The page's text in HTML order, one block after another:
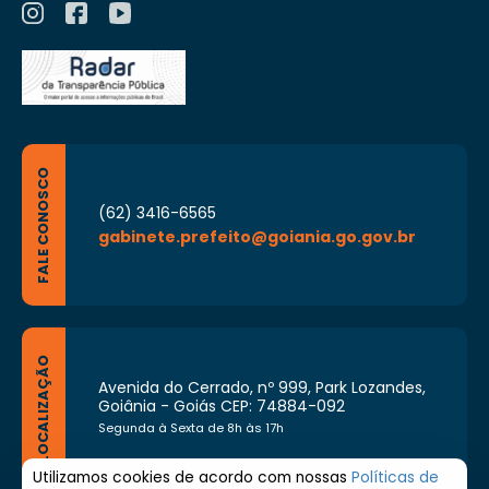
VIII – comunicar ao FNDE, aos Tribunais de
Contas, à Controladoria-Geral da União, ao
Ministério Público e aos demais órgãos de
controle, qualquer irregularidade identificada
na execução do PNAE, sob pena de
26/2013, do FNDE.
FALE CONOSCO
(62) 3416-6565
gabinete.prefeito@goiania.go.gov.br
LOCALIZAÇÃO
Avenida do Cerrado, nº 999, Park Lozandes,
Goiânia - Goiás CEP: 74884-092
Segunda à Sexta de 8h às 17h
Utilizamos cookies de acordo com nossas Políticas de